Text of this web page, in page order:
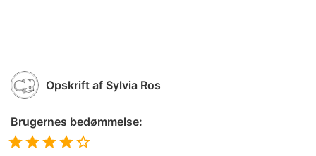
Opskrift af Sylvia Ros
Brugernes bedømmelse: